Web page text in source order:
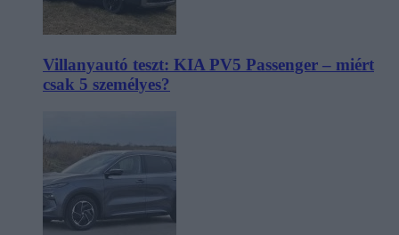
Villanyautó teszt: KIA PV5 Passenger – miért
csak 5 személyes?